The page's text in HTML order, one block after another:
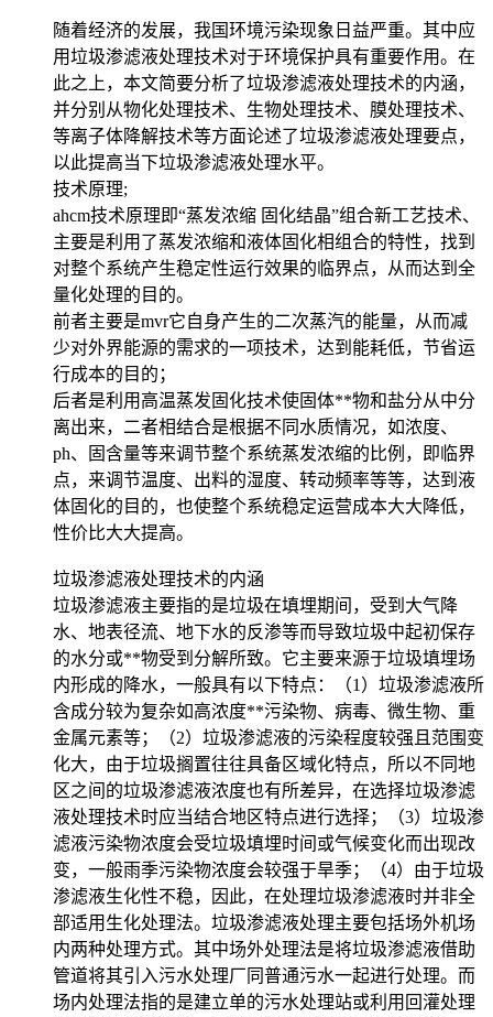
随着经济的发展，我国环境污染现象日益严重。其中应
用垃圾渗滤液处理技术对于环境保护具有重要作用。在
此之上，本文简要分析了垃圾渗滤液处理技术的内涵，
并分别从物化处理技术、生物处理技术、膜处理技术、
等离子体降解技术等方面论述了垃圾渗滤液处理要点，
以此提高当下垃圾渗滤液处理水平。
技术原理;
ahcm技术原理即“蒸发浓缩 固化结晶”组合新工艺技术、
主要是利用了蒸发浓缩和液体固化相组合的特性，找到
对整个系统产生稳定性运行效果的临界点，从而达到全
量化处理的目的。
前者主要是mvr它自身产生的二次蒸汽的能量，从而减
少对外界能源的需求的一项技术，达到能耗低，节省运
行成本的目的；
后者是利用高温蒸发固化技术使固体**物和盐分从中分
离出来，二者相结合是根据不同水质情况，如浓度、
ph、固含量等来调节整个系统蒸发浓缩的比例，即临界
点，来调节温度、出料的湿度、转动频率等等，达到液
体固化的目的，也使整个系统稳定运营成本大大降低，
性价比大大提高。
垃圾渗滤液处理技术的内涵
垃圾渗滤液主要指的是垃圾在填埋期间，受到大气降
水、地表径流、地下水的反渗等而导致垃圾中起初保存
的水分或**物受到分解所致。它主要来源于垃圾填埋场
内形成的降水，一般具有以下特点：（1）垃圾渗滤液所
含成分较为复杂如高浓度**污染物、病毒、微生物、重
金属元素等；（2）垃圾渗滤液的污染程度较强且范围变
化大，由于垃圾搁置往往具备区域化特点，所以不同地
区之间的垃圾渗滤液浓度也有所差异，在选择垃圾渗滤
液处理技术时应当结合地区特点进行选择；（3）垃圾渗
滤液污染物浓度会受垃圾填埋时间或气候变化而出现改
变，一般雨季污染物浓度会较强于旱季；（4）由于垃圾
渗滤液生化性不稳，因此，在处理垃圾渗滤液时并非全
部适用生化处理法。垃圾渗滤液处理主要包括场外机场
内两种处理方式。其中场外处理法是将垃圾渗滤液借助
管道将其引入污水处理厂同普通污水一起进行处理。而
场内处理法指的是建立单的污水处理站或利用回灌处理